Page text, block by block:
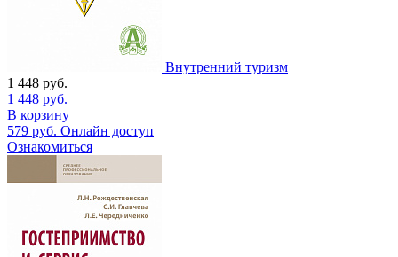
Внутренний туризм
1 448 руб.
1 448 руб.
В корзину
579 руб. Онлайн доступ
Ознакомиться